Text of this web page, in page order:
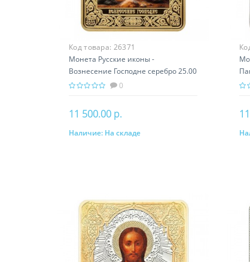
Код товара: 26371
Монета Русские иконы -
Вознесение Господне серебро 25.00
гр - православный подарок
0
11 500.00 р.
В корзину
Наличие: На складе